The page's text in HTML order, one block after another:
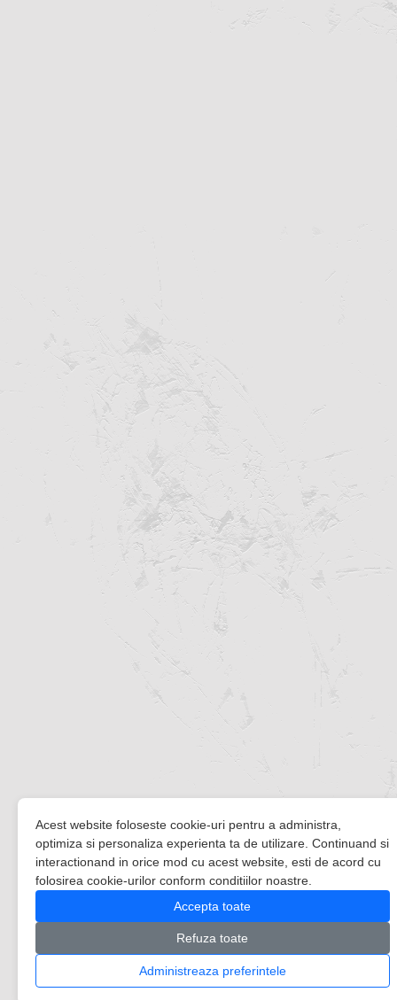
Acest website foloseste cookie-uri pentru a administra,
optimiza si personaliza experienta ta de utilizare. Continuand si
interactionand in orice mod cu acest website, esti de acord cu
folosirea cookie-urilor conform conditiilor noastre.
Accepta toate
Refuza toate
Administreaza preferintele